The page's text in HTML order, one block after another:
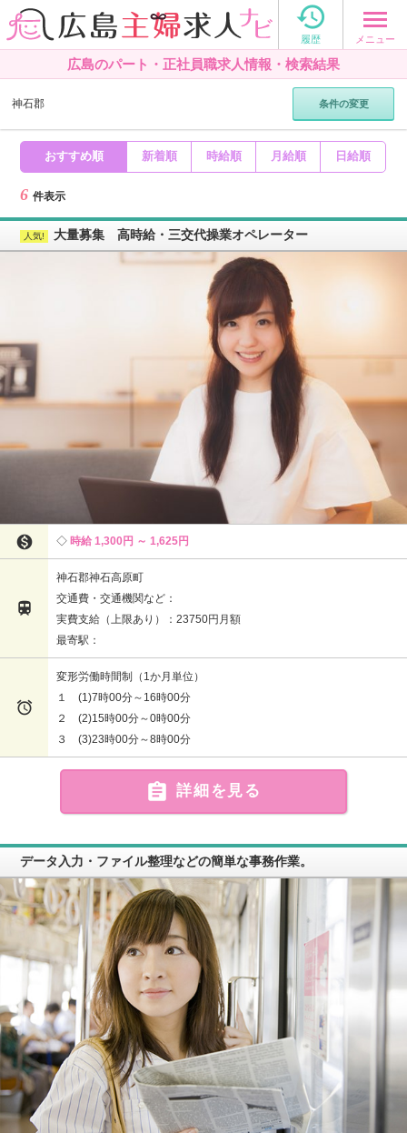

履歴 メニュー
広島のパート・正社員職求人情報・検索結果
神石郡 条件の変更
おすすめ順 新着順 時給順 月給順 日給順
6 件表示
大量募集 高時給・三交代操業オペレーター
 時給 1,300円 ～ 1,625円

神石郡神石高原町
交通費・交通機関など：
実費支給（上限あり）：23750円月額
最寄駅：

変形労働時間制（1か月単位）
１ (1)7時00分～16時00分
２ (2)15時00分～0時00分
３ (3)23時00分～8時00分
 詳細を見る
データ入力・ファイル整理などの簡単な事務作業。